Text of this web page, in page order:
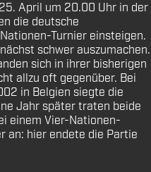
April um 20.00 Uhr in der
die deutsche
Turnier einsteigen.
schwer auszumachen.
sich in ihrer bisherigen
allzu oft gegenüber. Bei
in Belgien siegte die
Jahr später traten beide
einem Vier-Nationen-
an: hier endete die Partie